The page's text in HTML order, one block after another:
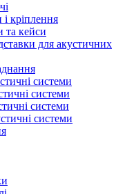
кріплення
та кейси
для акустичних
системи
системи
системи
системи